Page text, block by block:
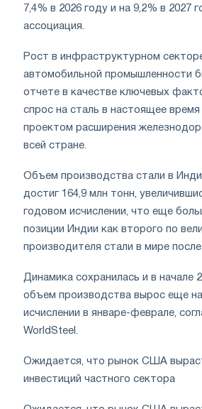
7,4% в 2026 году и на 9,2% в 2027
ассоциация.
Рост в инфраструктурном
автомобильной промышленности
отчете в качестве ключевых
спрос на сталь в настоящее
проектом расширения
всей стране.
Объем производства стали в
достиг 164,9 млн тонн,
годовом исчислении, что еще
позиции Индии как второго по
производителя стали в мире после
Динамика сохранилась и в начале
объем производства вырос еще
исчислении в январе-феврале,
WorldSteel.
Ожидается, что рынок США
инвестиций частного сектора